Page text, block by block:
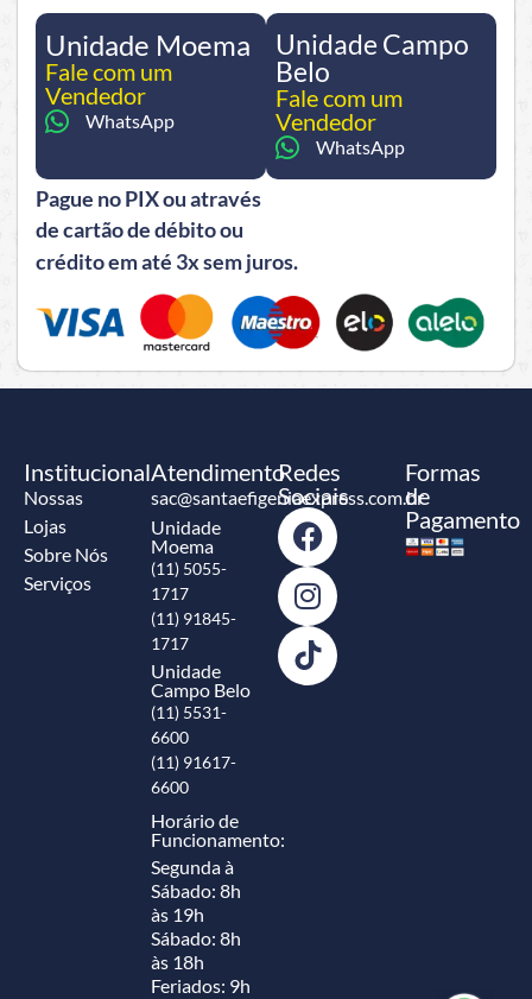
Unidade Moema
Fale com um
Vendedor
WhatsApp
Unidade Campo
Belo
Fale com um
Vendedor
WhatsApp
Pague no PIX ou através
de cartão de débito ou
crédito em até 3x sem juros.
Institucional
Nossas
Lojas
Sobre Nós
Serviços
Atendimento
sac@santaefigeniaexpress.com.br
Unidade
Moema
(11) 5055-
1717
(11) 91845-
1717
Unidade
Campo Belo
(11) 5531-
6600
(11) 91617-
6600
Horário de
Funcionamento:
Segunda à
Sábado: 8h
às 19h
Sábado: 8h
às 18h
Feriados: 9h
Redes
Sociais
Formas
de
Pagamento